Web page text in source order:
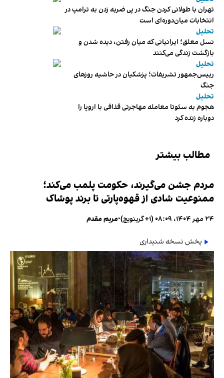
تهران با طولانی کردن جنگ در پی ضربه زدن به ترامپ در
انتخابات میان‌دوره‌ای است
تحلیل
نسل معلق؛ ایرانیانی که میان رفتن، دیده شدن و
بازگشت زندگی می‌کنند
تحلیل
رییس‌جمهور تشریفات؛ پزشکیان در حاشیه روزهای
جنگ
تحلیل
هجوم به سئوتا معامله مهاجرتی قذافی با اروپا را
دوباره زنده کرد
مطالب بیشتر
مردم جشن می‌گیرند، حکومت پلمب می‌کند؛
ممنوعیت شادی از قهوه‌پارتی تا برند پوشاک
۲۴ مهر ۱۴۰۴، ۰۸:۰۹ (‎+۱ گرینویچ) •مریم مقدم
پخش نسخه شنیداری